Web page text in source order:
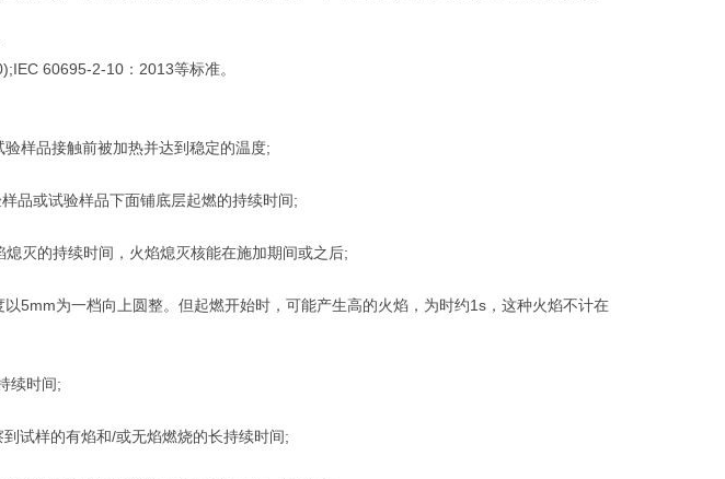
60695-2-10：2013等标准。
样品接触前被加热并达到稳定的温度;
品或试验样品下面铺底层起燃的持续时间;
灭的持续时间，火焰熄灭核能在施加期间或之后;
5mm为一档向上圆整。但起燃开始时，可能产生高的火焰，为时约1s，这种火焰不计在
续时间;
试样的有焰和/或无焰燃烧的长持续时间;